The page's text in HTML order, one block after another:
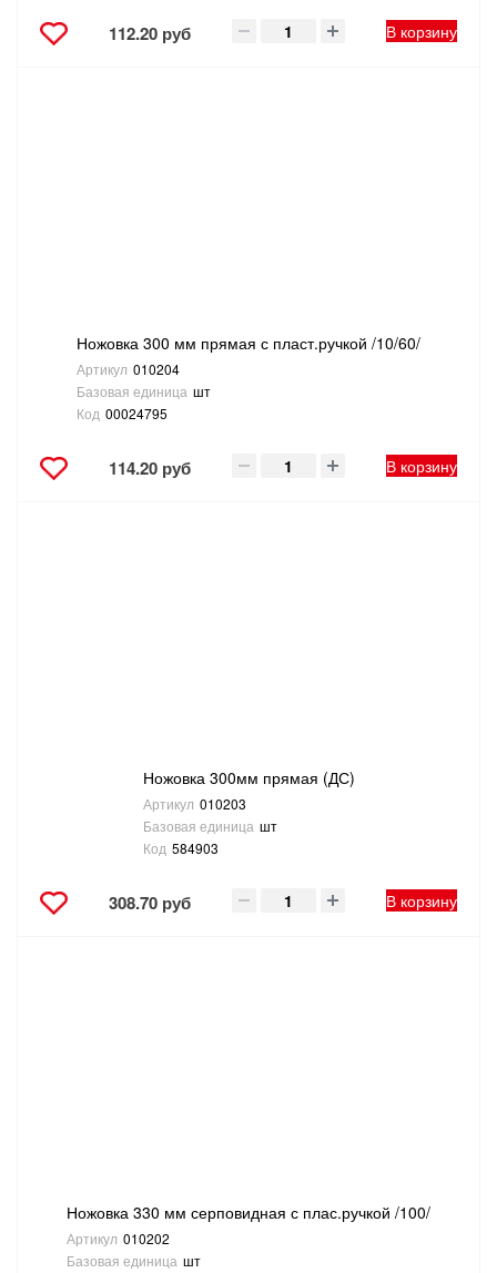
112.20 руб В корзину
Ножовка 300 мм прямая с пласт.ручкой /10/60/
Артикул 010204
Базовая единица шт
Код 00024795
114.20 руб В корзину
Ножовка 300мм прямая (ДС)
Артикул 010203
Базовая единица шт
Код 584903
308.70 руб В корзину
Ножовка 330 мм серповидная с плас.ручкой /100/
Артикул 010202
Базовая единица шт